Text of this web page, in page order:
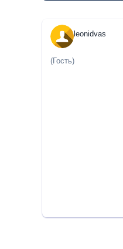
leonidvas
(Гость)